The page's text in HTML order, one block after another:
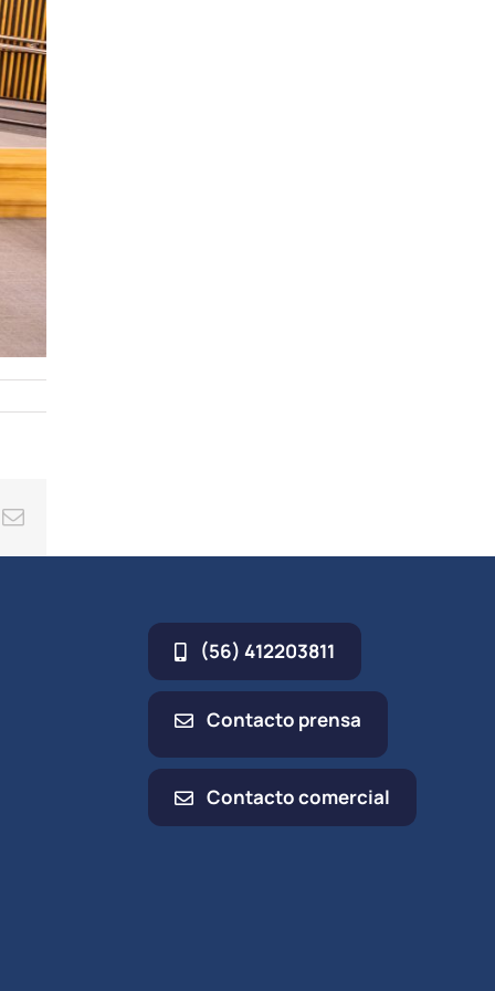
Correo
(56) 412203811
Contacto prensa
Contacto comercial